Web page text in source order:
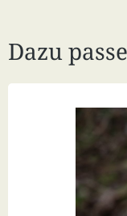
Produktgalerie
Dazu